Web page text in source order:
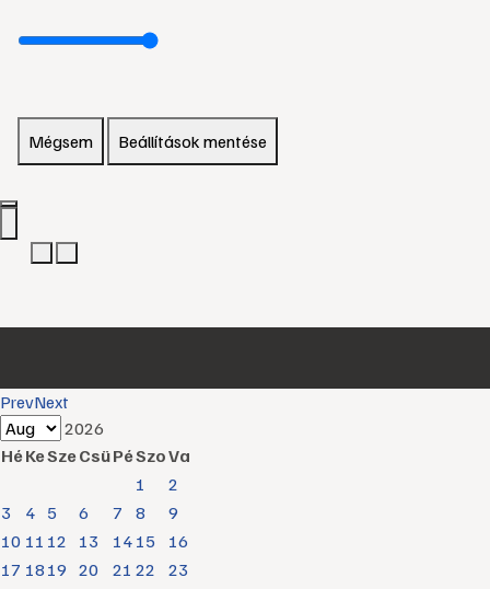
Mégsem Beállítások mentése
PrevNext
2026
HéKeSzeCsüPéSzoVa
1
2
3
4 5 6 7 8
9
10 11 12 13 14 15
16
17 18 19 20 21 22
23